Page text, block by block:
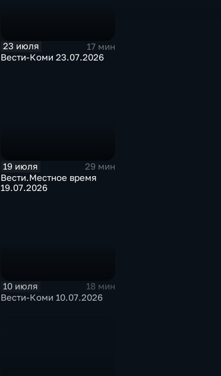
23 июля
17 мин
Вести-Коми 23.07.2026
19 июля
29 мин
Вести.Местное время
19.07.2026
10 июля
18 мин
Вести-Коми 10.07.2026